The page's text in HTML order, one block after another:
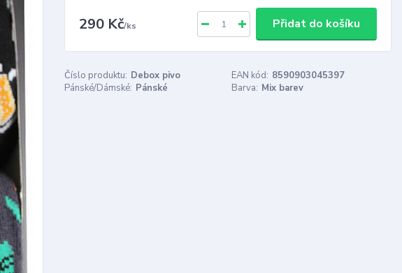
290 Kč/ks Přidat do košíku
Číslo produktu: Debox pivo EAN kód: 8590903045397
Pánské/Dámské: Pánské Barva: Mix barev